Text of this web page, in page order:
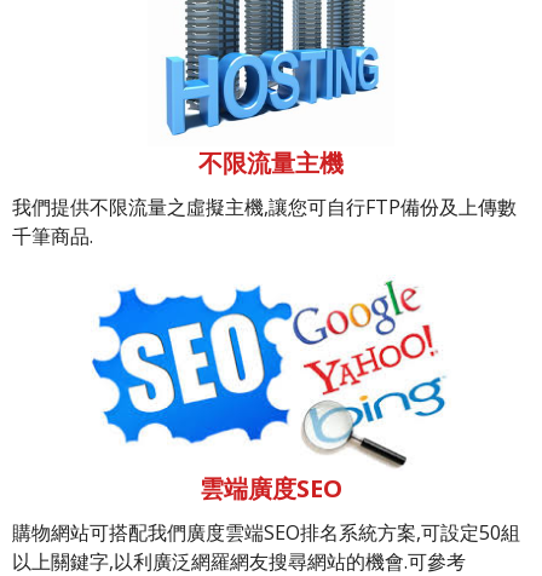
不限流量主機
我們提供不限流量之虛擬主機,讓您可自行FTP備份及上傳數
千筆商品.
雲端廣度SEO
購物網站可搭配我們廣度雲端SEO排名系統方案,可設定50組
以上關鍵字,以利廣泛網羅網友搜尋網站的機會.可參考